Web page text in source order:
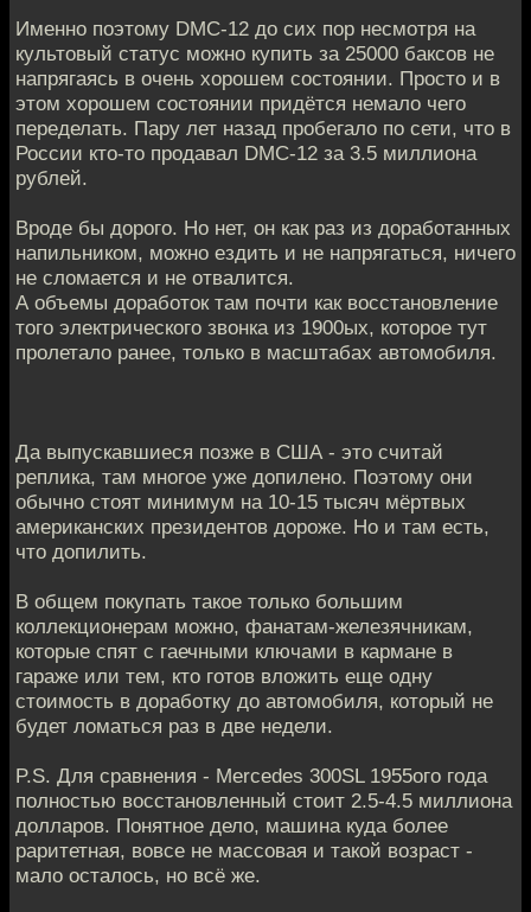
Именно поэтому DMC-12 до сих пор несмотря на
культовый статус можно купить за 25000 баксов не
напрягаясь в очень хорошем состоянии. Просто и в
этом хорошем состоянии придётся немало чего
переделать. Пару лет назад пробегало по сети, что в
России кто-то продавал DMC-12 за 3.5 миллиона
рублей.
Вроде бы дорого. Но нет, он как раз из доработанных
напильником, можно ездить и не напрягаться, ничего
не сломается и не отвалится.
А объемы доработок там почти как восстановление
того электрического звонка из 1900ых, которое тут
пролетало ранее, только в масштабах автомобиля.
Да выпускавшиеся позже в США - это считай
реплика, там многое уже допилено. Поэтому они
обычно стоят минимум на 10-15 тысяч мёртвых
американских президентов дороже. Но и там есть,
что допилить.
В общем покупать такое только большим
коллекционерам можно, фанатам-железячникам,
которые спят с гаечными ключами в кармане в
гараже или тем, кто готов вложить еще одну
стоимость в доработку до автомобиля, который не
будет ломаться раз в две недели.
P.S. Для сравнения - Mercedes 300SL 1955ого года
полностью восстановленный стоит 2.5-4.5 миллиона
долларов. Понятное дело, машина куда более
раритетная, вовсе не массовая и такой возраст -
мало осталось, но всё же.